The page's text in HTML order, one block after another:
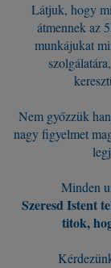
Látjuk, hogy
átmennek az
munkájukat
Nem győzzük
nagy figyelmet
Minden
Szeresd Istent
titok,